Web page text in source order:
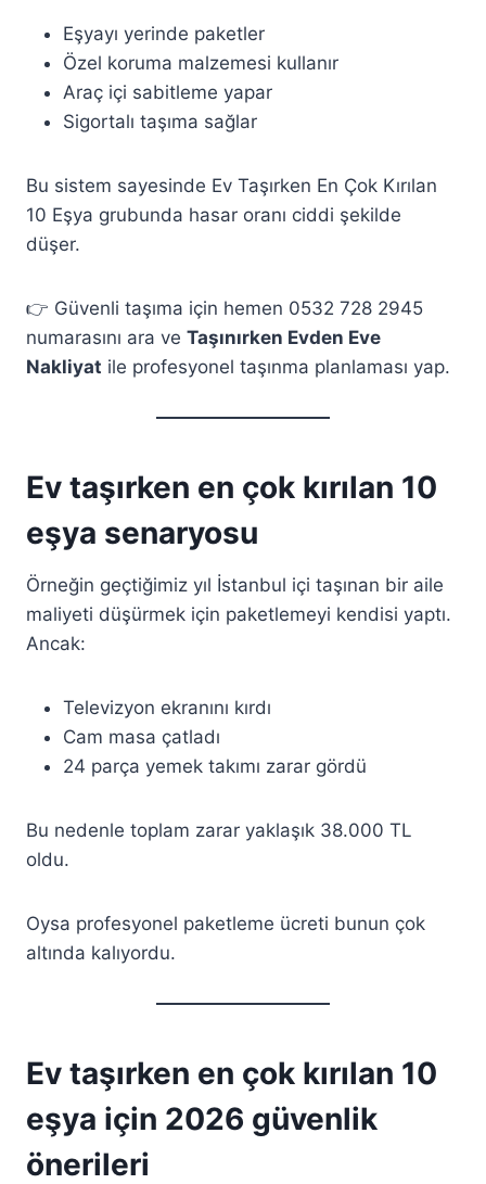
Eşyayı yerinde paketler
Özel koruma malzemesi kullanır
Araç içi sabitleme yapar
Sigortalı taşıma sağlar
Bu sistem sayesinde Ev Taşırken En Çok Kırılan
10 Eşya grubunda hasar oranı ciddi şekilde
düşer.
👉 Güvenli taşıma için hemen 0532 728 2945
numarasını ara ve Taşınırken Evden Eve
Nakliyat ile profesyonel taşınma planlaması yap.
Ev taşırken en çok kırılan 10
eşya senaryosu
Örneğin geçtiğimiz yıl İstanbul içi taşınan bir aile
maliyeti düşürmek için paketlemeyi kendisi yaptı.
Ancak:
Televizyon ekranını kırdı
Cam masa çatladı
24 parça yemek takımı zarar gördü
Bu nedenle toplam zarar yaklaşık 38.000 TL
oldu.
Oysa profesyonel paketleme ücreti bunun çok
altında kalıyordu.
Ev taşırken en çok kırılan 10
eşya için 2026 güvenlik
önerileri